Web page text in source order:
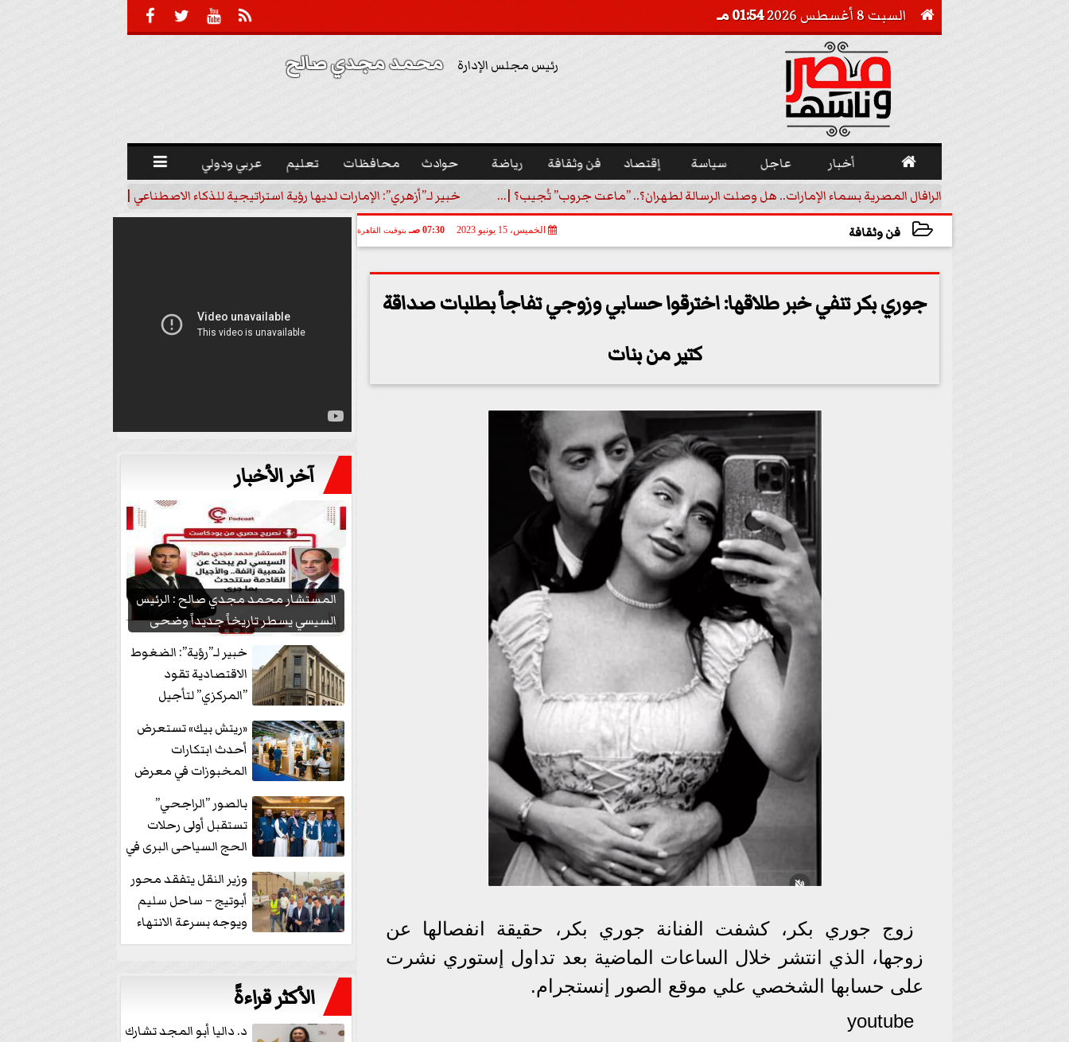
  

 السبت 8 أغسطس 2026 01:54 مـ
رئيس مجلس الإدارة محمد مجدي صالح
 أخبار عاجل سياسة إقتصاد فن وثقافة رياضة حوادث محافظات تعليم عربي ودولي 
الرافال المصرية بسماء الإمارات.. هل وصلت الرسالة لطهران؟.. ”ماعت جروب” تُجيب؟ |... خبير لـ”أزهري”: الإمارات لديها رؤية استراتيجية للذكاء الاصطناعي | فيديو
فن وثقافة الخميس، 15 يونيو 2023 07:30 صـ بتوقيت القاهرة
جوري بكر تنفي خبر طلاقها: اخترقوا حسابي وزوجي تفاجأ بطلبات صداقة
كتير من بنات
زوج جوري بكر، كشفت الفنانة جوري بكر، حقيقة انفصالها عن
زوجها، الذي انتشر خلال الساعات الماضية بعد تداول إستوري نشرت
على حسابها الشخصي علي موقع الصور إنستجرام.
youtube
آخر الأخبار
المستشار محمد مجدي صالح : الرئيس
السيسي يسطر تاريخاً جديداً وضحى
بشعبيته...
خبير لـ”رؤية”: الضغوط
الاقتصادية تقود
”المركزي” لتأجيل
«ريتش بيك» تستعرض
أحدث ابتكارات
المخبوزات في معرض
منتجات...
بالصور ”الراجحي”
تستقبل أولى رحلات
الحج السياحى البرى في
وزير النقل يتفقد محور
أبوتيج – ساحل سليم
ويوجه بسرعة الانتهاء
من...
الأكثر قراءةً
د. داليا أبو المجد تشارك